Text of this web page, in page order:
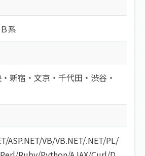
レワーク)
）
夫向け）
％以下）
以上）
系
新宿・文京・千代田・渋谷・
/ASP.NET/VB/VB.NET/.NET/PL/